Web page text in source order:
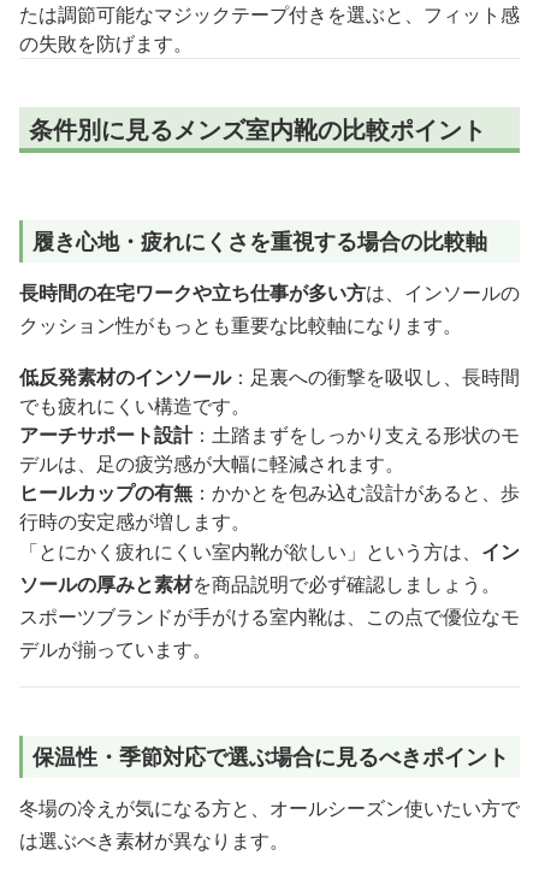
たは調節可能なマジックテープ付きを選ぶと、フィット感
の失敗を防げます。
条件別に見るメンズ室内靴の比較ポイント
履き心地・疲れにくさを重視する場合の比較軸
長時間の在宅ワークや立ち仕事が多い方は、インソールの
クッション性がもっとも重要な比較軸になります。
低反発素材のインソール：足裏への衝撃を吸収し、長時間
でも疲れにくい構造です。
アーチサポート設計：土踏まずをしっかり支える形状のモ
デルは、足の疲労感が大幅に軽減されます。
ヒールカップの有無 ：かかとを包み込む設計があると、歩
行時の安定感が増します。
「とにかく疲れにくい室内靴が欲しい」という方は、 イン
ソールの厚みと素材を商品説明で必ず確認しましょう。
スポーツブランドが手がける室内靴は、この点で優位なモ
デルが揃っています。
保温性・季節対応で選ぶ場合に見るべきポイント
冬場の冷えが気になる方と、オールシーズン使いたい方で
は選ぶべき素材が異なります。